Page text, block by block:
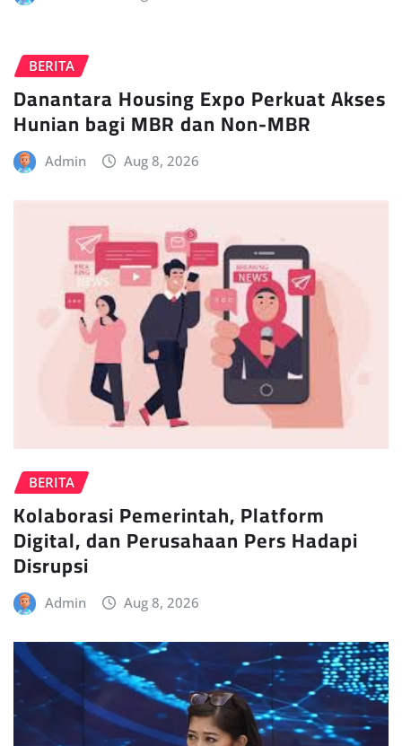
BERITA
Danantara Housing Expo Perkuat Akses
Hunian bagi MBR dan Non-MBR
Admin Aug 8, 2026
BERITA
Kolaborasi Pemerintah, Platform
Digital, dan Perusahaan Pers Hadapi
Disrupsi
Admin Aug 8, 2026